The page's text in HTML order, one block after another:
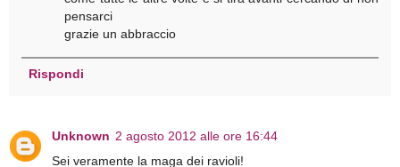
pensarci
grazie un abbraccio
Rispondi
Unknown 2 agosto 2012 alle ore 16:44
Sei veramente la maga dei ravioli!